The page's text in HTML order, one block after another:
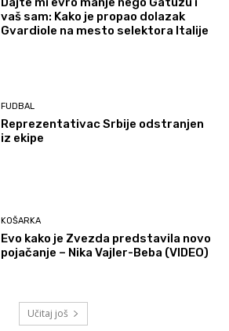
vaš sam: Kako je propao dolazak
Gvardiole na mesto selektora Italije
FUDBAL
Reprezentativac Srbije odstranjen
iz ekipe
KOŠARKA
Evo kako je Zvezda predstavila novo
pojačanje – Nika Vajler-Beba (VIDEO)
Učitaj još